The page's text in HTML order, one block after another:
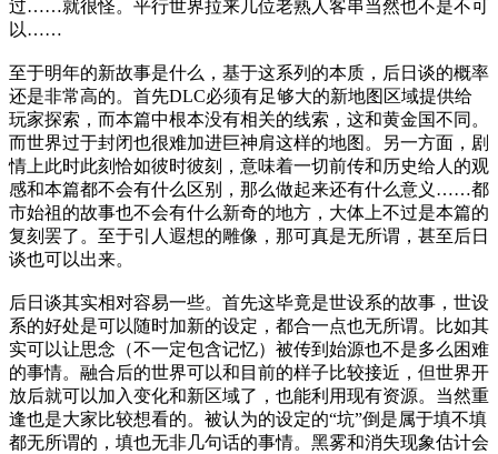
过……就很怪。平行世界拉来几位老熟人客串当然也不是不可
以……
至于明年的新故事是什么，基于这系列的本质，后日谈的概率
还是非常高的。首先DLC必须有足够大的新地图区域提供给
玩家探索，而本篇中根本没有相关的线索，这和黄金国不同。
而世界过于封闭也很难加进巨神肩这样的地图。另一方面，剧
情上此时此刻恰如彼时彼刻，意味着一切前传和历史给人的观
感和本篇都不会有什么区别，那么做起来还有什么意义……都
市始祖的故事也不会有什么新奇的地方，大体上不过是本篇的
复刻罢了。至于引人遐想的雕像，那可真是无所谓，甚至后日
谈也可以出来。
后日谈其实相对容易一些。首先这毕竟是世设系的故事，世设
系的好处是可以随时加新的设定，都合一点也无所谓。比如其
实可以让思念（不一定包含记忆）被传到始源也不是多么困难
的事情。融合后的世界可以和目前的样子比较接近，但世界开
放后就可以加入变化和新区域了，也能利用现有资源。当然重
逢也是大家比较想看的。被认为的设定的“坑”倒是属于填不填
都无所谓的，填也无非几句话的事情。黑雾和消失现象估计会